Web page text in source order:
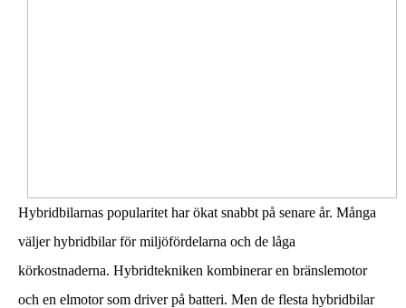
Hybridbilarnas popularitet har ökat snabbt på senare år. Många
väljer hybridbilar för miljöfördelarna och de låga
körkostnaderna. Hybridtekniken kombinerar en bränslemotor
och en elmotor som driver på batteri. Men de flesta hybridbilar